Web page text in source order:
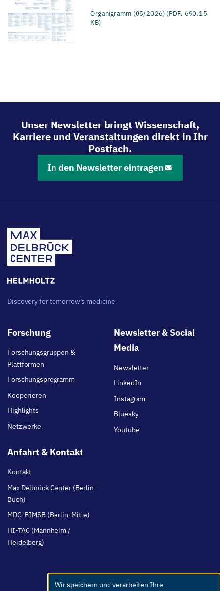
Organigramm (05/2026) (PDF, 690.15
KB)
Unser Newsletter bringt Wissenschaft,
Karriere und Veranstaltungen direkt in Ihr
Postfach.
In den Newsletter eintragen
Discovery for tomorrow's medicine
Footer
Forschung
Forschungsgruppen &
Plattformen
Forschungsprogramm
Kooperieren
Highlights
Netzwerke
Newsletter & Social
Media
Newsletter
LinkedIn
Instagram
Bluesky
Youtube
Anfahrt & Kontakt
Kontakt
Max Delbrück Center (Berlin-
Buch)
MDC-BIMSB (Berlin-Mitte)
HI-TAC (Mannheim /
Heidelberg)
Wir speichern und verarbeiten Ihre